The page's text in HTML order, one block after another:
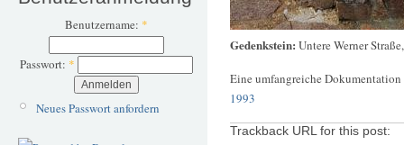
Benutzername: *
Passwort: *
Neues Passwort anfordern
Gedenkstein: Untere Werner
Eine umfangreiche
1993
Trackback URL for this post: